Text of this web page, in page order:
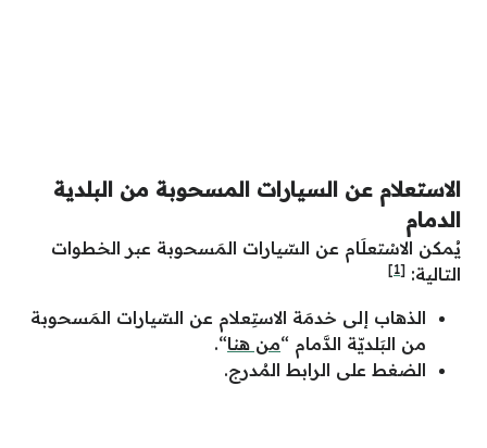
الاستعلام عن السيارات المسحوبة من البلدية
الدمام
يُمكن الاسْتعلَام عن السّيارات المَسحوبة عبر الخطوات
التالية: [1]
الذهاب إلى خدمَة الاستِعلام عن السّيارات المَسحوبة
من البَلديّة الدَّمام “من هنا“.
الضغط على الرابط المُدرج.